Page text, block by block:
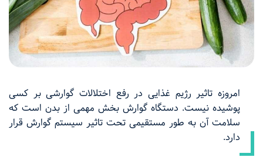
امروزه تاثیر رژیم غذایی در رفع اختلالات گوارشی بر کسی
پوشیده نیست. دستگاه گوارش بخش مهمی از بدن است که
سلامت آن به طور مستقیمی تحت تاثیر سیستم گوارش قرار
دارد.